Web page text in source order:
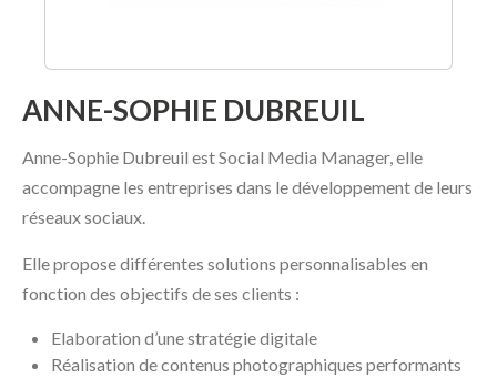
ANNE-SOPHIE DUBREUIL
Anne-Sophie Dubreuil est Social Media Manager, elle
accompagne les entreprises dans le développement de leurs
réseaux sociaux.
Elle propose différentes solutions personnalisables en
fonction des objectifs de ses clients :
Elaboration d’une stratégie digitale
Réalisation de contenus photographiques performants